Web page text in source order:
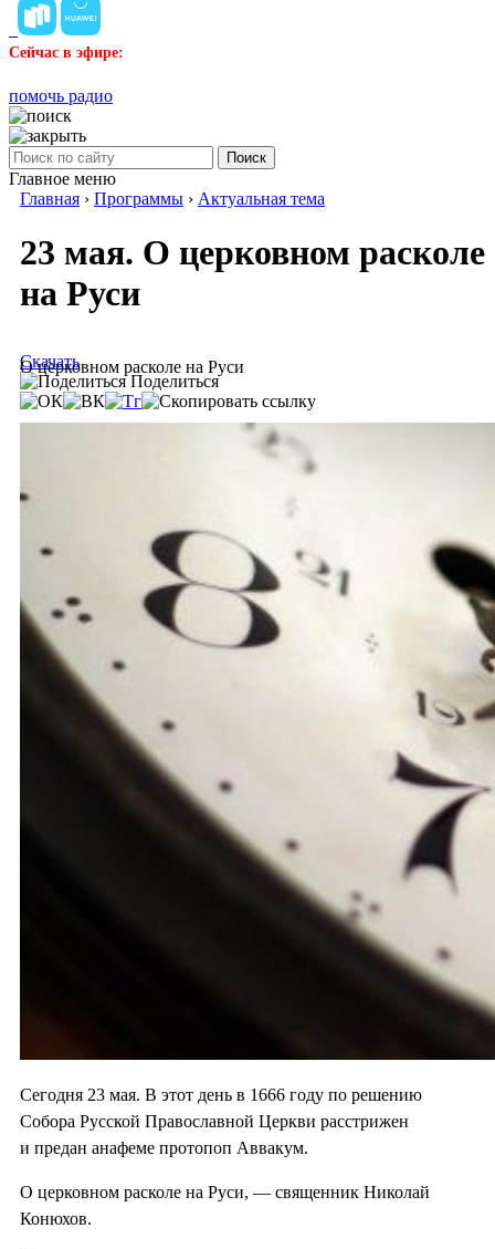
Сейчас в эфире:
помочь радио
Поиск
Главное меню
Главная › Программы › Актуальная тема
23 мая. О церковном расколе
на Руси
О церковном расколе на Руси
Скачать
Поделиться
Сегодня 23 мая. В этот день в 1666 году по решению
Собора Русской Православной Церкви расстрижен
и предан анафеме протопоп Аввакум.
О церковном расколе на Руси, — священник Николай
Конюхов.